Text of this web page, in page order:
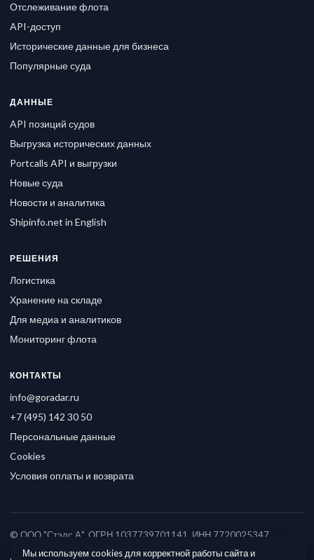
Отслеживание флота
API-доступ
Исторические данные для бизнеса
Популярные суда
ДАННЫЕ
API позиций судов
Выгрузка исторических данных
Portcalls API и выгрузки
Новые суда
Новости и аналитика
Shipinfo.net in English
РЕШЕНИЯ
Логистика
Хранение на складе
Для медиа и аналитиков
Мониторинг флота
КОНТАКТЫ
info@goradar.ru
+7 (495) 142 30 50
Персональные данные
Cookies
Условия оплаты и возврата
© ООО "Стэлс А", ОГРН 1037739701141, ИНН 7720025347
Мы используем cookies для корректной работы сайта и